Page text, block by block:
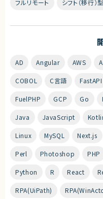
フルリモート シフト（移行）
AD Angular AWS
COBOL C言語 FastAPI
FuelPHP GCP Go
Java JavaScript
Linux MySQL Next.js
Perl Photoshop PHP
Python R React
RPA(UiPath)